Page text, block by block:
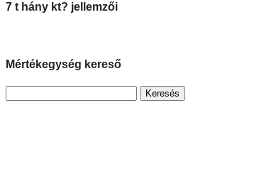
7 t hány kt? jellemzői
Mértékegység kereső